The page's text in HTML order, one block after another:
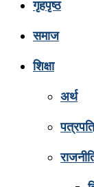
गृहपृष्ठ
समाज
शिक्षा
अर्थ